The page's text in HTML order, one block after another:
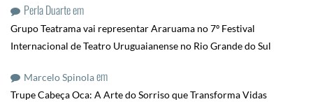
Perla Duarteem
Grupo Teatrama vai representar Araruama no 7º Festival
Internacional de Teatro Uruguaianense no Rio Grande do Sul
Marcelo Spinolaem
Trupe Cabeça Oca: A Arte do Sorriso que Transforma Vidas